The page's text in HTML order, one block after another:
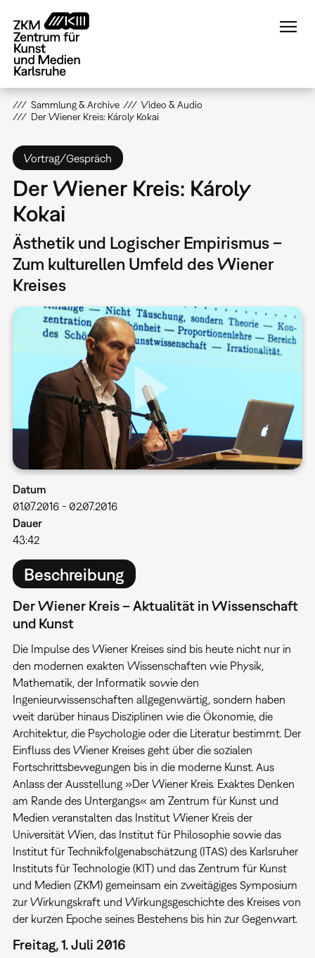
zum
Inhalt
Sammlung & Archive
Video & Audio
Der Wiener Kreis: Károly Kokai
Vortrag/Gespräch
Der Wiener Kreis: Károly
Kokai
Ästhetik und Logischer Empirismus –
Zum kulturellen Umfeld des Wiener
Kreises
Datum
01.07.2016- 02.07.2016
Dauer
43:42
Beschreibung
Der Wiener Kreis – Aktualität in Wissenschaft
und Kunst
Die Impulse des Wiener Kreises sind bis heute nicht nur in
den modernen exakten Wissenschaften wie Physik,
Mathematik, der Informatik sowie den
Ingenieurwissenschaften allgegenwärtig, sondern haben
weit darüber hinaus Disziplinen wie die Ökonomie, die
Architektur, die Psychologie oder die Literatur bestimmt. Der
Einfluss des Wiener Kreises geht über die sozialen
Fortschrittsbewegungen bis in die moderne Kunst. Aus
Anlass der Ausstellung »Der Wiener Kreis. Exaktes Denken
am Rande des Untergangs« am Zentrum für Kunst und
Medien veranstalten das Institut Wiener Kreis der
Universität Wien, das Institut für Philosophie sowie das
Institut für Technikfolgenabschätzung (ITAS) des Karlsruher
Instituts für Technologie (KIT) und das Zentrum für Kunst
und Medien (ZKM) gemeinsam ein zweitägiges Symposium
zur Wirkungskraft und Wirkungsgeschichte des Kreises von
der kurzen Epoche seines Bestehens bis hin zur Gegenwart.
Freitag, 1. Juli 2016